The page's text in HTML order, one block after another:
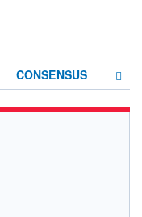
CONSENSUS